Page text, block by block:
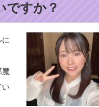
ですか？
魔
い